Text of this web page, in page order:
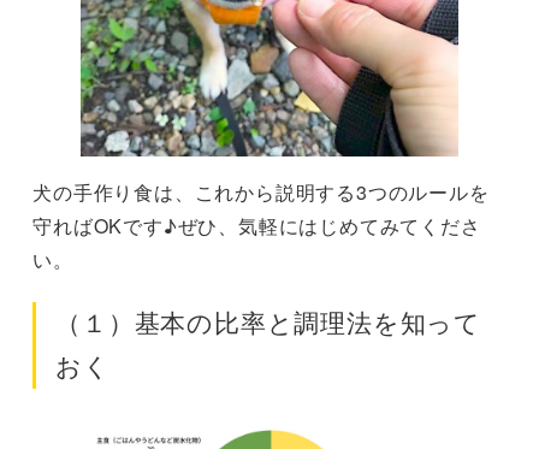
犬の手作り食は、これから説明する3つのルールを
守ればOKです♪ぜひ、気軽にはじめてみてくださ
い。
（１）基本の比率と調理法を知って
おく